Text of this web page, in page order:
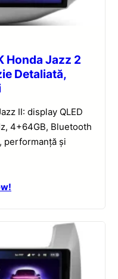
Honda Jazz 2
Detaliată,
II: display QLED
4+64GB, Bluetooth
performanță și